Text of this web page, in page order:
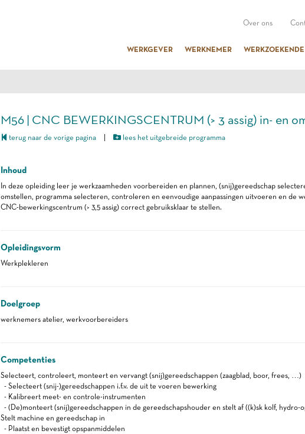
Over ons
WERKGEVER WERKNEMER WERKZOEKENDE
M56 | CNC BEWERKINGSCENTRUM (> 3 assig) in- en
terug naar de vorige pagina| lees het uitgebreide programma
Inhoud
In deze opleiding leer je werkzaamheden voorbereiden en plannen, (snij)gereedschap
omstellen, programma selecteren, controleren en eenvoudige aanpassingen uitvoeren en de
CNC-bewerkingscentrum (> 3,5 assig) correct gebruiksklaar te stellen.
Opleidingsvorm
Werkplekleren
Doelgroep
werknemers atelier, werkvoorbereiders
Competenties
Selecteert, controleert, monteert en vervangt (snij)gereedschappen (zaagblad, boor, frees, …)
- Selecteert (snij-)gereedschappen i.f.v. de uit te voeren bewerking
- Kalibreert meet- en controle-instrumenten
- (De)monteert (snij)gereedschappen in de gereedschapshouder en stelt af ((k)sk kolf,
Stelt machine en gereedschap in
- Plaatst en bevestigt opspanmiddelen